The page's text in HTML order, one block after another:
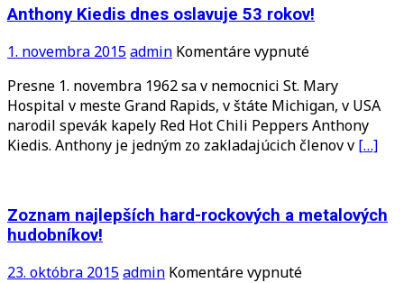
Anthony Kiedis dnes oslavuje 53 rokov!
1. novembra 2015admin Komentáre vypnuténa
Kiedis
dnes
oslavuje
53
Presne 1. novembra 1962 sa v nemocnici St. Mary
Hospital v meste Grand Rapids, v štáte Michigan, v USA
narodil spevák kapely Red Hot Chili Peppers Anthony
Kiedis. Anthony je jedným zo zakladajúcich členov v […]
Zoznam najlepších hard-rockových a metalových
hudobníkov!
23. októbra 2015admin Komentáre vypnuténa